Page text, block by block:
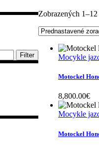
Zobrazených
Mocykle
Motockel
8,800.00€
Mocykle
Motockel
Filter